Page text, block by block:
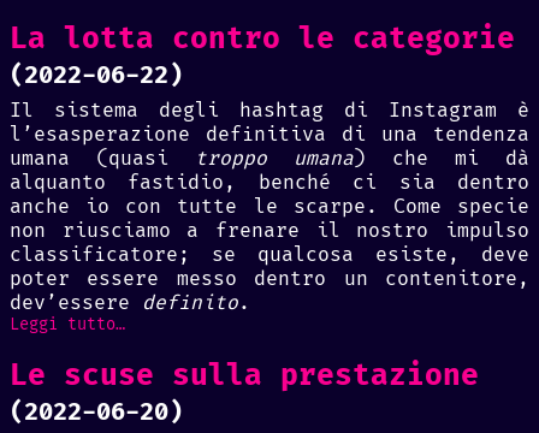
La lotta contro le categorie
(2022-06-22)
Il sistema degli hashtag di Instagram è
l’esasperazione definitiva di una tendenza
umana (quasi
troppo umana) che mi dà
alquanto fastidio, benché ci sia dentro
anche io con tutte le scarpe. Come specie
non riusciamo a frenare il nostro impulso
classificatore; se qualcosa esiste, deve
poter essere messo dentro un contenitore,
dev’essere definito.
Leggi tutto…
Le scuse sulla prestazione
(2022-06-20)